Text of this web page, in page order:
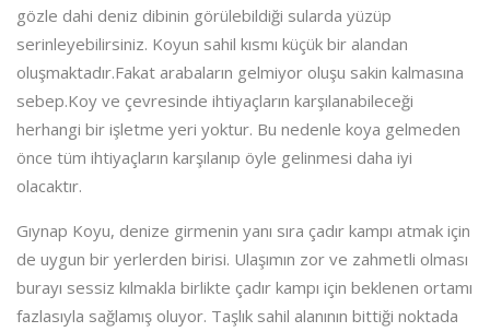
gözle dahi deniz dibinin görülebildiği sularda yüzüp
serinleyebilirsiniz. Koyun sahil kısmı küçük bir alandan
oluşmaktadır.Fakat arabaların gelmiyor oluşu sakin kalmasına
sebep.Koy ve çevresinde ihtiyaçların karşılanabileceği
herhangi bir işletme yeri yoktur. Bu nedenle koya gelmeden
önce tüm ihtiyaçların karşılanıp öyle gelinmesi daha iyi
olacaktır.
Gıynap Koyu, denize girmenin yanı sıra çadır kampı atmak için
de uygun bir yerlerden birisi. Ulaşımın zor ve zahmetli olması
burayı sessiz kılmakla birlikte çadır kampı için beklenen ortamı
fazlasıyla sağlamış oluyor. Taşlık sahil alanının bittiği noktada